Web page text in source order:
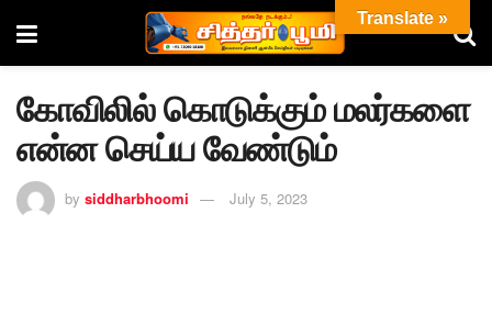
கோவிலில் கொடுக்கும் மலர்களை
என்ன செய்ய வேண்டும்
by siddharbhoomi July 5, 2023
Translate »